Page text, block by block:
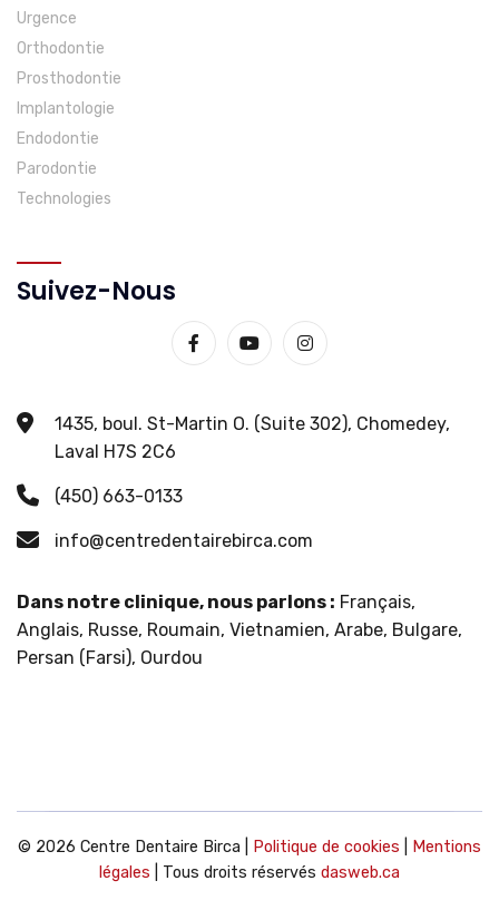
Urgence
Orthodontie
Prosthodontie
Implantologie
Endodontie
Parodontie
Technologies
Suivez-Nous
1435, boul. St-Martin O. (Suite 302), Chomedey,
Laval H7S 2C6
(450) 663-0133
info@centredentairebirca.com
Dans notre clinique, nous parlons : Français,
Anglais, Russe, Roumain, Vietnamien, Arabe, Bulgare,
Persan (Farsi), Ourdou
© 2026 Centre Dentaire Birca | Politique de cookies
Mentions
légales | Tous droits réservés dasweb.ca